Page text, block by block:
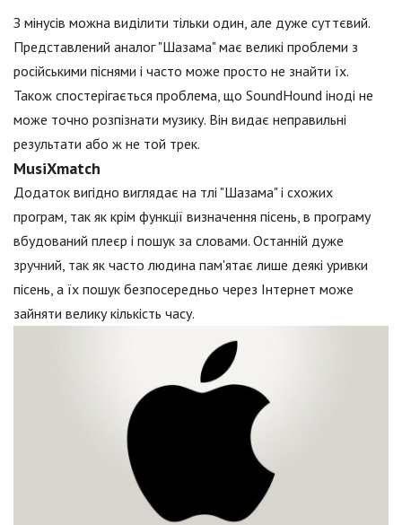
З мінусів можна виділити тільки один, але дуже суттєвий.
Представлений аналог "Шазама" має великі проблеми з
російськими піснями і часто може просто не знайти їх.
Також спостерігається проблема, що SoundHound іноді не
може точно розпізнати музику. Він видає неправильні
результати або ж не той трек.
MusiXmatch
Додаток вигідно виглядає на тлі "Шазама" і схожих
програм, так як крім функції визначення пісень, в програму
вбудований плеєр і пошук за словами. Останній дуже
зручний, так як часто людина пам'ятає лише деякі уривки
пісень, а їх пошук безпосередньо через Інтернет може
зайняти велику кількість часу.